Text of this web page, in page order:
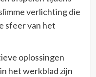
verlichting die
sfeer van het
oplossingen
het werkblad zijn